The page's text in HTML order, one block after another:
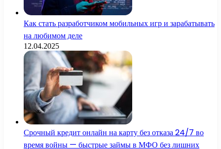
Как стать разработчиком мобильных игр и зарабатывать
на любимом деле
12.04.2025
Срочный кредит онлайн на карту без отказа 24/7 во
время войны — быстрые займы в МФО без лишних